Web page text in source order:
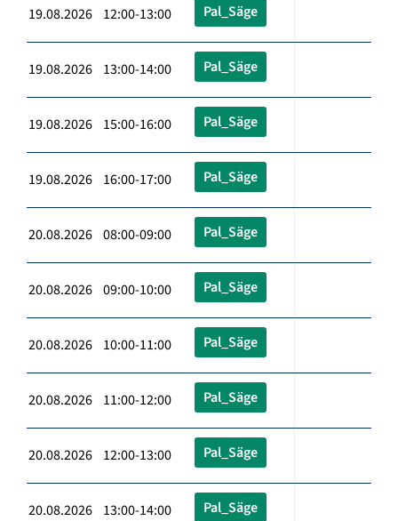
19.08.2026 12:00-13:00 Pal_Säge
19.08.2026 13:00-14:00 Pal_Säge
19.08.2026 15:00-16:00 Pal_Säge
19.08.2026 16:00-17:00 Pal_Säge
20.08.2026 08:00-09:00 Pal_Säge
20.08.2026 09:00-10:00 Pal_Säge
20.08.2026 10:00-11:00 Pal_Säge
20.08.2026 11:00-12:00 Pal_Säge
20.08.2026 12:00-13:00 Pal_Säge
20.08.2026 13:00-14:00 Pal_Säge